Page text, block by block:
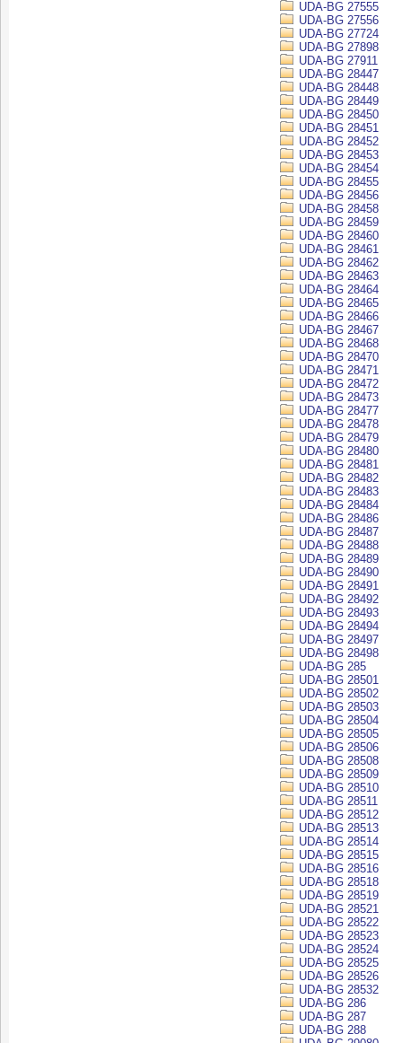
UDA-BG 27555
UDA-BG 27556
UDA-BG 27724
UDA-BG 27898
UDA-BG 27911
UDA-BG 28447
UDA-BG 28448
UDA-BG 28449
UDA-BG 28450
UDA-BG 28451
UDA-BG 28452
UDA-BG 28453
UDA-BG 28454
UDA-BG 28455
UDA-BG 28456
UDA-BG 28458
UDA-BG 28459
UDA-BG 28460
UDA-BG 28461
UDA-BG 28462
UDA-BG 28463
UDA-BG 28464
UDA-BG 28465
UDA-BG 28466
UDA-BG 28467
UDA-BG 28468
UDA-BG 28470
UDA-BG 28471
UDA-BG 28472
UDA-BG 28473
UDA-BG 28477
UDA-BG 28478
UDA-BG 28479
UDA-BG 28480
UDA-BG 28481
UDA-BG 28482
UDA-BG 28483
UDA-BG 28484
UDA-BG 28486
UDA-BG 28487
UDA-BG 28488
UDA-BG 28489
UDA-BG 28490
UDA-BG 28491
UDA-BG 28492
UDA-BG 28493
UDA-BG 28494
UDA-BG 28497
UDA-BG 28498
UDA-BG 285
UDA-BG 28501
UDA-BG 28502
UDA-BG 28503
UDA-BG 28504
UDA-BG 28505
UDA-BG 28506
UDA-BG 28508
UDA-BG 28509
UDA-BG 28510
UDA-BG 28511
UDA-BG 28512
UDA-BG 28513
UDA-BG 28514
UDA-BG 28515
UDA-BG 28516
UDA-BG 28518
UDA-BG 28519
UDA-BG 28521
UDA-BG 28522
UDA-BG 28523
UDA-BG 28524
UDA-BG 28525
UDA-BG 28526
UDA-BG 28532
UDA-BG 286
UDA-BG 287
UDA-BG 288